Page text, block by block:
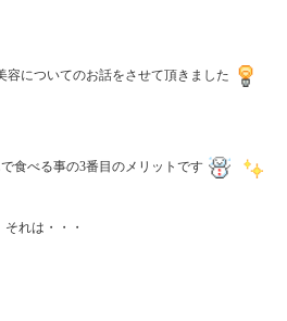
容についてのお話をさせて頂きました
食べる事の3番目のメリットです
それは・・・